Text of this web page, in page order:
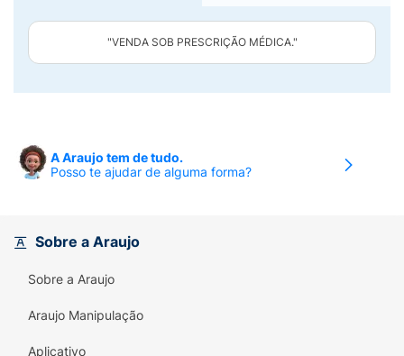
"VENDA SOB PRESCRIÇÃO MÉDICA."
A Araujo tem de tudo.
Posso te ajudar de alguma forma?
Sobre a Araujo
Sobre a Araujo
Araujo Manipulação
Aplicativo